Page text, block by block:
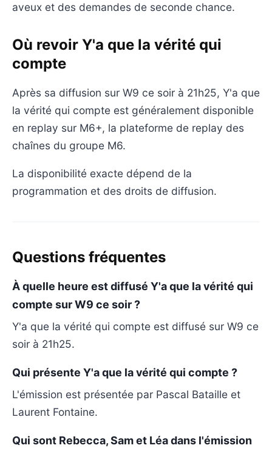
aveux et des demandes de seconde chance.
Où revoir Y'a que la vérité qui
compte
Après sa diffusion sur W9 ce soir à 21h25, Y'a que
la vérité qui compte est généralement disponible
en replay sur M6+, la plateforme de replay des
chaînes du groupe M6.
La disponibilité exacte dépend de la
programmation et des droits de diffusion.
Questions fréquentes
À quelle heure est diffusé Y'a que la vérité qui
compte sur W9 ce soir ?
Y'a que la vérité qui compte est diffusé sur W9 ce
soir à 21h25.
Qui présente Y'a que la vérité qui compte ?
L'émission est présentée par Pascal Bataille et
Laurent Fontaine.
Qui sont Rebecca, Sam et Léa dans l'émission